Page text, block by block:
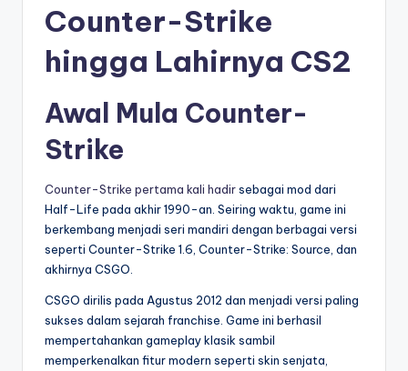
Counter-Strike
hingga Lahirnya CS2
Awal Mula Counter-
Strike
Counter-Strike pertama kali hadirsebagai mod dari
Half-Life pada akhir 1990-an. Seiring waktu, game ini
berkembang menjadi seri mandiri dengan berbagai versi
seperti Counter-Strike 1.6, Counter-Strike: Source, dan
akhirnya CSGO.
CSGO dirilis pada Agustus 2012 dan menjadi versi paling
sukses dalam sejarah franchise. Game ini berhasil
mempertahankan gameplay klasik sambil
memperkenalkan fitur modern seperti skin senjata,